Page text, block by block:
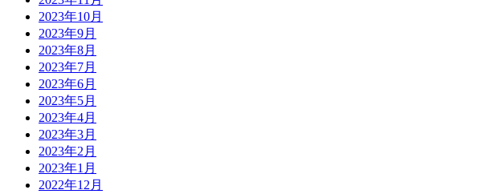
2023年10月
2023年9月
2023年8月
2023年7月
2023年6月
2023年5月
2023年4月
2023年3月
2023年2月
2023年1月
2022年12月